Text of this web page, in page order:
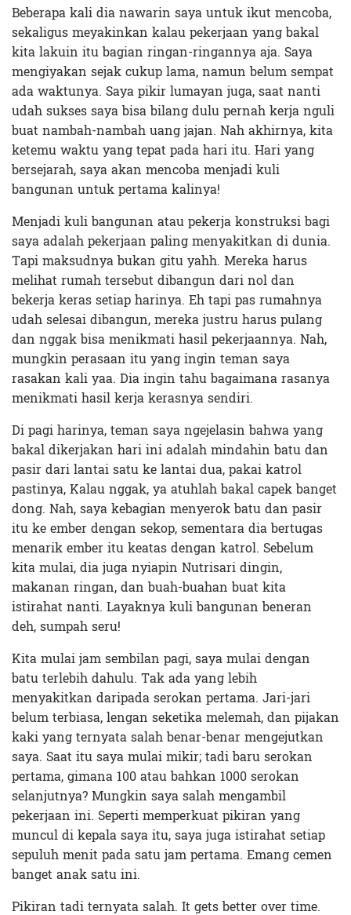
Beberapa kali dia nawarin saya untuk ikut mencoba,
sekaligus meyakinkan kalau pekerjaan yang bakal
kita lakuin itu bagian ringan-ringannya aja. Saya
mengiyakan sejak cukup lama, namun belum sempat
ada waktunya. Saya pikir lumayan juga, saat nanti
udah sukses saya bisa bilang dulu pernah kerja nguli
buat nambah-nambah uang jajan. Nah akhirnya, kita
ketemu waktu yang tepat pada hari itu. Hari yang
bersejarah, saya akan mencoba menjadi kuli
bangunan untuk pertama kalinya!
Menjadi kuli bangunan atau pekerja konstruksi bagi
saya adalah pekerjaan paling menyakitkan di dunia.
Tapi maksudnya bukan gitu yahh. Mereka harus
melihat rumah tersebut dibangun dari nol dan
bekerja keras setiap harinya. Eh tapi pas rumahnya
udah selesai dibangun, mereka justru harus pulang
dan nggak bisa menikmati hasil pekerjaannya. Nah,
mungkin perasaan itu yang ingin teman saya
rasakan kali yaa. Dia ingin tahu bagaimana rasanya
menikmati hasil kerja kerasnya sendiri.
Di pagi harinya, teman saya ngejelasin bahwa yang
bakal dikerjakan hari ini adalah mindahin batu dan
pasir dari lantai satu ke lantai dua, pakai katrol
pastinya, Kalau nggak, ya atuhlah bakal capek banget
dong. Nah, saya kebagian menyerok batu dan pasir
itu ke ember dengan sekop, sementara dia bertugas
menarik ember itu keatas dengan katrol. Sebelum
kita mulai, dia juga nyiapin Nutrisari dingin,
makanan ringan, dan buah-buahan buat kita
istirahat nanti. Layaknya kuli bangunan beneran
deh, sumpah seru!
Kita mulai jam sembilan pagi, saya mulai dengan
batu terlebih dahulu. Tak ada yang lebih
menyakitkan daripada serokan pertama. Jari-jari
belum terbiasa, lengan seketika melemah, dan pijakan
kaki yang ternyata salah benar-benar mengejutkan
saya. Saat itu saya mulai mikir; tadi baru serokan
pertama, gimana 100 atau bahkan 1000 serokan
selanjutnya? Mungkin saya salah mengambil
pekerjaan ini. Seperti memperkuat pikiran yang
muncul di kepala saya itu, saya juga istirahat setiap
sepuluh menit pada satu jam pertama. Emang cemen
banget anak satu ini.
Pikiran tadi ternyata salah. It gets better over time.